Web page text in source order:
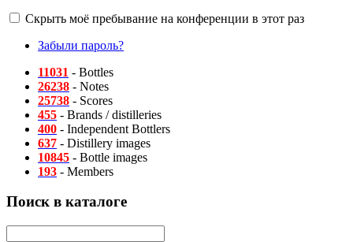
Скрыть моё пребывание на конференции в этот раз
Забыли пароль?
11031 - Bottles
26238 - Notes
25738 - Scores
455 - Brands / distilleries
400 - Independent Bottlers
637 - Distillery images
10845 - Bottle images
193 - Members
Поиск в каталоге